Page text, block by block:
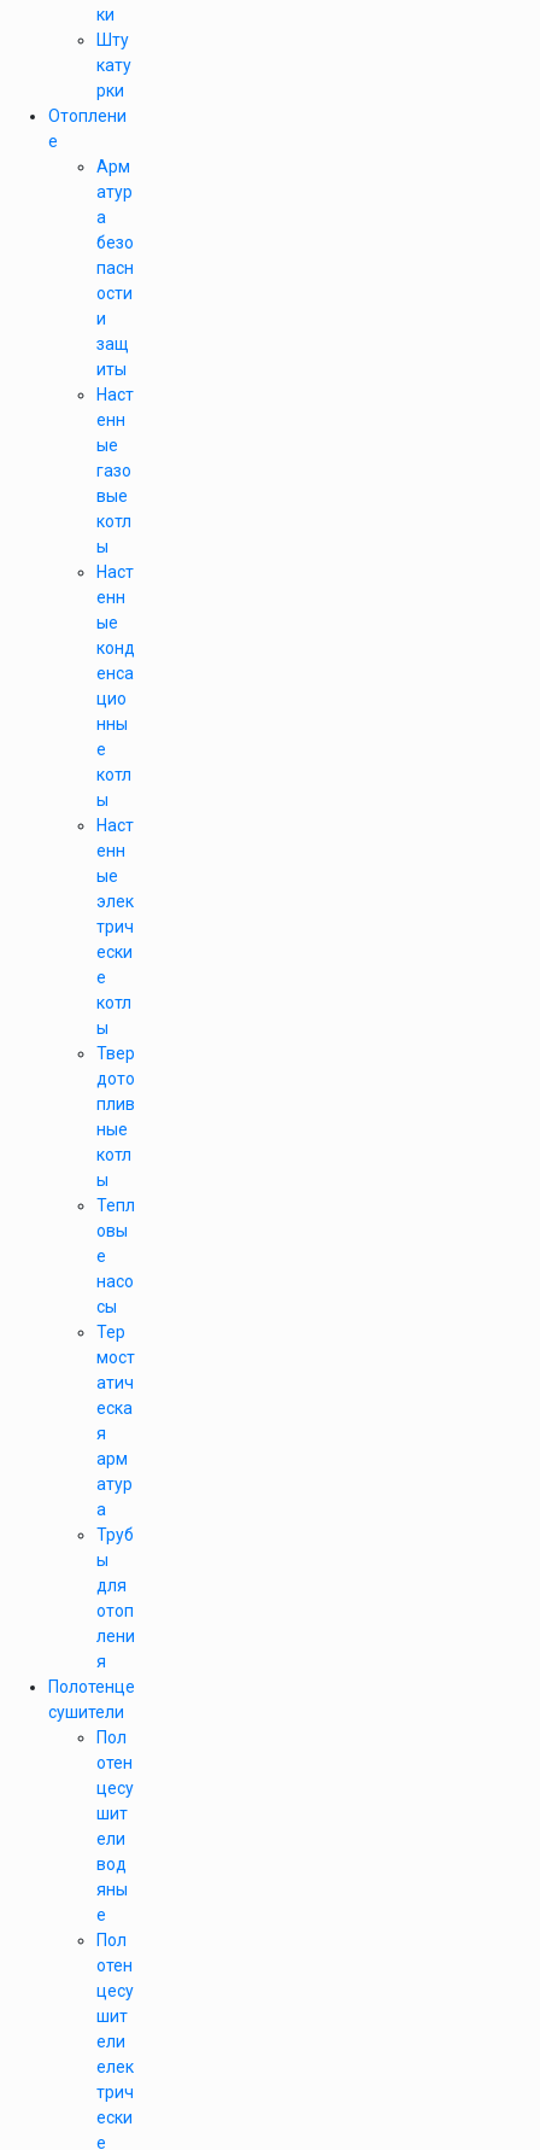
ки
Шту
кату
рки
Отоплени
е
Арм
атур
а
безо
пасн
ости
и
защ
иты
Наст
енн
ые
газо
вые
котл
ы
Наст
енн
ые
конд
енса
цио
нны
е
котл
ы
Наст
енн
ые
элек
трич
ески
е
котл
ы
Твер
дото
плив
ные
котл
ы
Тепл
овы
е
насо
сы
Тер
мост
атич
еска
я
арм
атур
а
Труб
ы
для
отоп
лени
я
Полотенце
сушители
Пол
отен
цесу
шит
ели
вод
яны
е
Пол
отен
цесу
шит
ели
елек
трич
ески
е